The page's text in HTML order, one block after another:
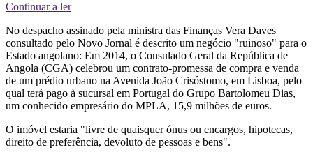
Continuar a ler
No despacho assinado pela ministra das Finanças Vera Daves
consultado pelo Novo Jornal é descrito um negócio "ruinoso" para o
Estado angolano: Em 2014, o Consulado Geral da República de
Angola (CGA) celebrou um contrato-promessa de compra e venda
de um prédio urbano na Avenida João Crisóstomo, em Lisboa, pelo
qual terá pago à sucursal em Portugal do Grupo Bartolomeu Dias,
um conhecido empresário do MPLA, 15,9 milhões de euros.
O imóvel estaria "livre de quaisquer ónus ou encargos, hipotecas,
direito de preferência, devoluto de pessoas e bens".